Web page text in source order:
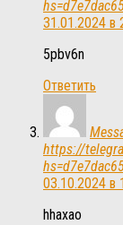
31.01.2024 в
5pbv6n
Ответить
https://
03.10.2024 в
hhaxao